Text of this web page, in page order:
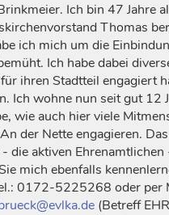
Ich bin 47 Jahre
Thomas
ich mich um die
Ich habe dabei
ihren Stadtteil engagiert
Ich wohne nun seit gut 12
wie auch hier viele
der Nette engagieren.
die aktiven
mich ebenfalls
0172-5225268 oder per
(Betreff